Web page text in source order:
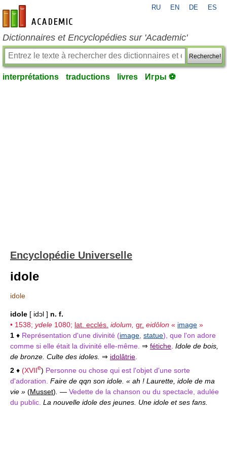
fr-academic.com
RU EN DE ES
Dictionnaires et Encyclopédies sur 'Academic'
Recherche!
interprétations traductions livres Игры ⚽
Encyclopédie Universelle
idole
idole
idole [ idɔl ] n. f.
• 1538; ydele 1080; lat. ecclés. idolum, gr. eidôlon « image »
1 ♦ Représentation d'une divinité (image statue), que l'on adore
comme si elle était la divinité elle-même. ⇒ fétiche Idole de bois,
de bronze. Culte des idoles. ⇒ idolâtrie
2 ♦ (XVIIe) Personne ou chose qui est l'objet d'une sorte
d'adoration. Faire de qqn son idole. « ah ! Laurette, idole de ma
vie » (Musset) — Vedette de la chanson ou du spectacle, adulée
du public. La nouvelle idole des jeunes. Une idole et ses fans.